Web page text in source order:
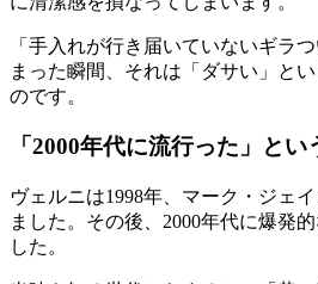
「手入れが行き届いていないギラ
まった瞬間、それは「ダサい」と
のです。
「2000年代に流行った」と
ヴェルニは1998年、マーク・ジェ
ました。その後、2000年代に爆発
した。